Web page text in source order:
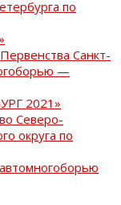
по
Санкт-
—
2021»
Северо-
округа по